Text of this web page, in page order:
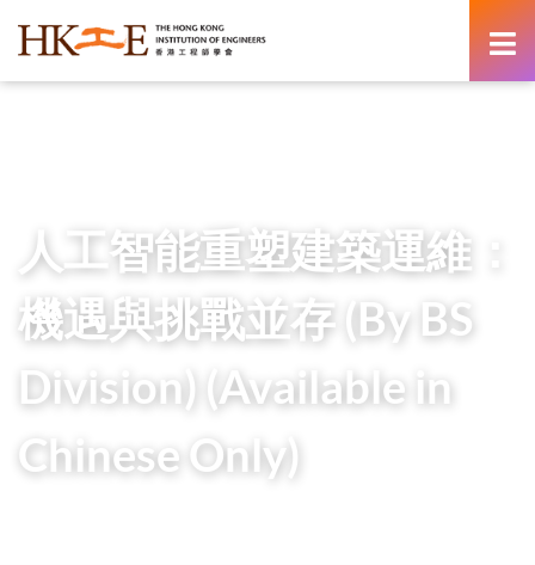
人工智能重塑建築運維：
機遇與挑戰並存 (By BS
Division) (Available in
Chinese Only)